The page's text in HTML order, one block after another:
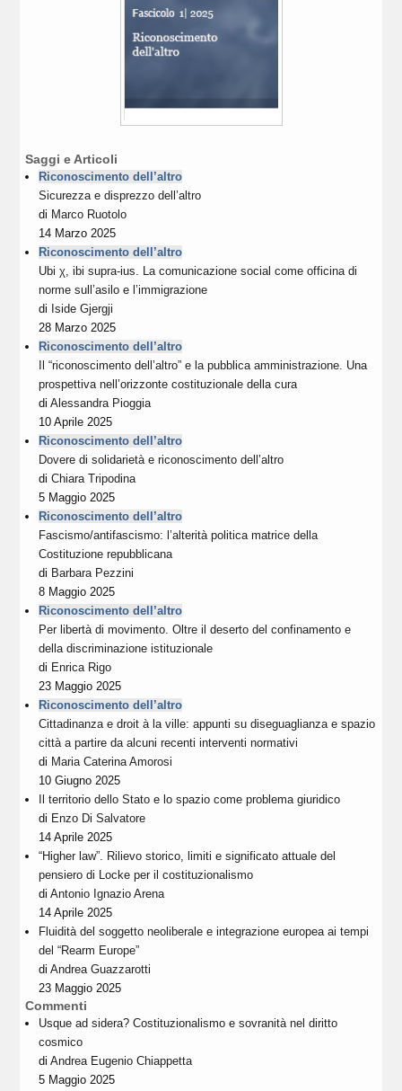
Saggi e Articoli
Riconoscimento dell’altro
Sicurezza e disprezzo dell’altro
di Marco Ruotolo
14 Marzo 2025
Riconoscimento dell’altro
Ubi χ, ibi supra-ius. La comunicazione social come officina di
norme sull’asilo e l’immigrazione
di Iside Gjergji
28 Marzo 2025
Riconoscimento dell’altro
Il “riconoscimento dell’altro” e la pubblica amministrazione. Una
prospettiva nell’orizzonte costituzionale della cura
diAlessandra Pioggia
10 Aprile 2025
Riconoscimento dell’altro
Dovere di solidarietà e riconoscimento dell’altro
diChiara Tripodina
5 Maggio 2025
Riconoscimento dell’altro
Fascismo/antifascismo: l’alterità politica matrice della
Costituzione repubblicana
di Barbara Pezzini
8 Maggio 2025
Riconoscimento dell’altro
Per libertà di movimento. Oltre il deserto del confinamento e
della discriminazione istituzionale
di Enrica Rigo
23 Maggio 2025
Riconoscimento dell’altro
Cittadinanza e droit à la ville: appunti su diseguaglianza e spazio
città a partire da alcuni recenti interventi normativi
di Maria Caterina Amorosi
10 Giugno 2025
Il territorio dello Stato e lo spazio come problema giuridico
di Enzo Di Salvatore
14 Aprile 2025
“Higher law”. Rilievo storico, limiti e significato attuale del
pensiero di Locke per il costituzionalismo
diAntonio Ignazio Arena
14 Aprile 2025
Fluidità del soggetto neoliberale e integrazione europea ai tempi
del “Rearm Europe”
diAndrea Guazzarotti
23 Maggio 2025
Commenti
Usque ad sidera? Costituzionalismo e sovranità nel diritto
cosmico
diAndrea Eugenio Chiappetta
5 Maggio 2025